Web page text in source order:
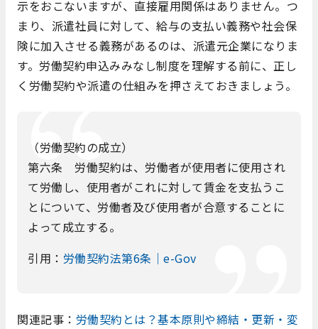
示をおこないますが、直接雇用関係はありません。つ
まり、派遣社員に対して、給与の支払い義務や社会保
険に加入させる義務があるのは、派遣元企業になりま
す。労働契約申込みみなし制度を理解する前に、正し
く労働契約や派遣の仕組みを押さえておきましょう。
（労働契約の成立）
第六条 労働契約は、労働者が使用者に使用され
て労働し、使用者がこれに対して賃金を支払うこ
とについて、労働者及び使用者が合意することに
よって成立する。
引用： 労働契約法第6条｜e-Gov
関連記事： 労働契約とは？基本原則や締結・更新・変